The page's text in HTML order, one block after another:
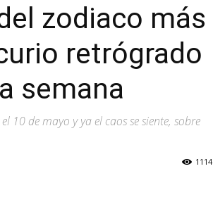
zodiaco más
retrógrado
semana
10 de mayo y ya el caos se siente, sobre
1114